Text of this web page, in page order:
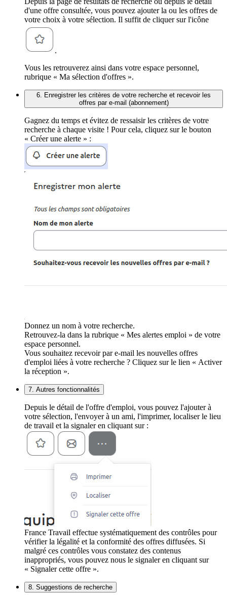
d'une offre consultée, vous pouvez ajouter la ou les offres de
votre choix à votre sélection. Il suffit de cliquer sur l'icône
.
Vous les retrouverez ainsi dans votre espace personnel,
rubrique « Ma sélection d'offres ».
6. Enregistrer les critères de votre recherche et recevoir les
offres par e-mail (abonnement)
Gagnez du temps et évitez de ressaisir les critères de votre
recherche à chaque visite ! Pour cela, cliquez sur le bouton
« Créer une alerte » :
Donnez un nom à votre recherche.
Retrouvez-la dans la rubrique « Mes alertes emploi » de votre
espace personnel.
Vous souhaitez recevoir par e-mail les nouvelles offres
d'emploi liées à votre recherche ? Cliquez sur le lien « Activer
la réception ».
7. Autres fonctionnalités
Depuis le détail de l'offre d'emploi, vous pouvez l'ajouter à
votre sélection, l'envoyer à un ami, l'imprimer, localiser le lieu
de travail et la signaler en cliquant sur :
France Travail effectue systématiquement des contrôles pour
vérifier la légalité et la conformité des offres diffusées. Si
malgré ces contrôles vous constatez des contenus
inappropriés, vous pouvez nous le signaler en cliquant sur
« Signaler cette offre ».
8. Suggestions de recherche